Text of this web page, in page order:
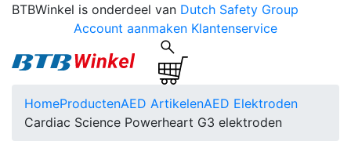
BTBWinkel is onderdeel van Dutch Safety Group
Account aanmaken Klantenservice
HomeProductenAED ArtikelenAED Elektroden
Cardiac Science Powerheart G3 elektroden